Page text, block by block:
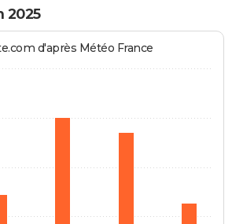
2025
d'après Météo France